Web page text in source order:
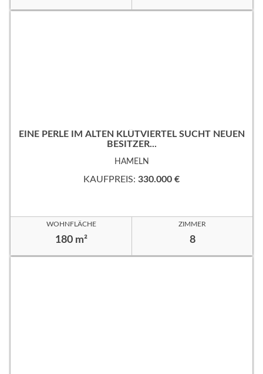
EINE PERLE IM ALTEN KLÜTVIERTEL SUCHT NEUEN
BESITZER...
HAMELN
KAUFPREIS: 330.000 €
WOHNFLÄCHE
180 m²
ZIMMER
8